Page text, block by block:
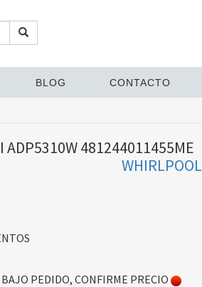
BLOG CONTACTO
ADP5310W 481244011455ME
WHIRLPOOL
PEDIDO, CONFIRME PRECIO